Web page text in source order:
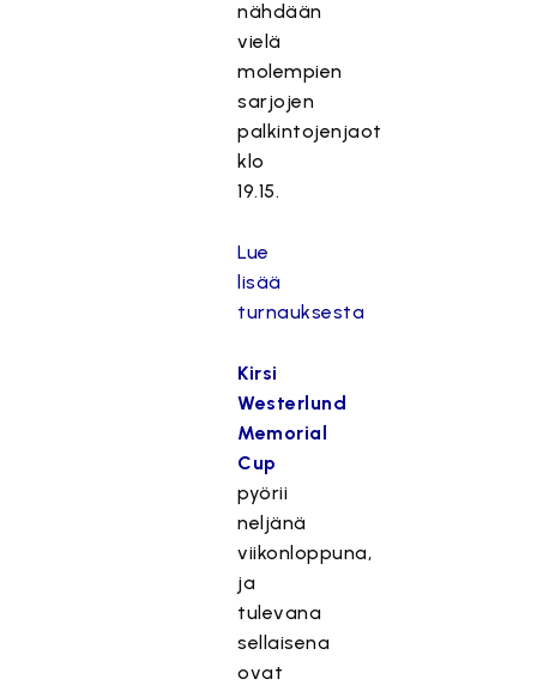
nähdään
vielä
molempien
sarjojen
palkintojenjaot
klo
19.15.
Lue
lisää
turnauksesta
Kirsi
Westerlund
Memorial
Cup
pyörii
neljänä
viikonloppuna,
ja
tulevana
sellaisena
ovat